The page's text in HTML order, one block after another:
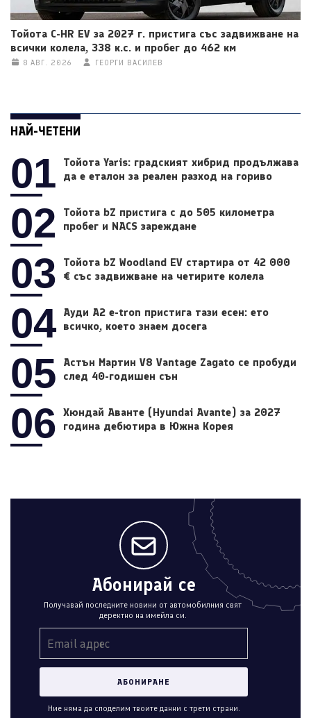
Тойота C-HR EV за 2027 г. пристига със задвижване на
всички колела, 338 к.с. и пробег до 462 км
8 АВГ. 2026 ГЕОРГИ ВАСИЛЕВ
НАЙ-ЧЕТЕНИ
01
Тойота Yaris: градският хибрид продължава
да е еталон за реален разход на гориво
02
Тойота bZ пристига с до 505 километра
пробег и NACS зареждане
03
Тойота bZ Woodland EV стартира от 42 000
€ със задвижване на четирите колела
04 Ауди A2 e-tron пристига тази есен: ето
всичко, което знаем досега
05
Астън Мартин V8 Vantage Zagato се пробуди
след 40-годишен сън
06
Хюндай Аванте (Hyundai Avante) за 2027
година дебютира в Южна Корея
Абонирай се
Получавай последните новини от автомобилния свят
деректно на имейла си.
Ние няма да споделим твоите данни с трети страни.